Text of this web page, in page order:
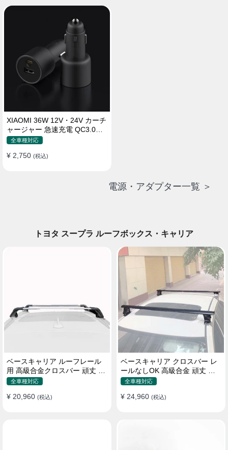
XIAOMI 36W 12V・24V カーチ
ャージャー 急速充電 QC3.0
LEDライト コンパクト 車載充
全車種対応
¥ 2,750 (税込)
電源・アダプター一覧 ＞
トヨタ スープラ ルーフボックス・キャリア
ベースキャリア ルーフレール
用 高級合金クロスバー 頑丈 ロ
ック付き ベースラックセット
全車種対応
¥ 20,960 (税込)
ベースキャリア クロスバー レ
ールなしOK 高級合金 頑丈 ロ
ック付き ベースラックセット
全車種対応
¥ 24,960 (税込)